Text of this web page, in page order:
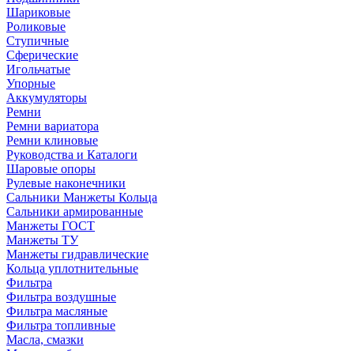
Шариковые
Роликовые
Ступичные
Сферические
Игольчатые
Упорные
Аккумуляторы
Ремни
Ремни вариатора
Ремни клиновые
Руководства и Каталоги
Шаровые опоры
Рулевые наконечники
Сальники Манжеты Кольца
Сальники армированные
Манжеты ГОСТ
Манжеты ТУ
Манжеты гидравлические
Кольца уплотнительные
Фильтра
Фильтра воздушные
Фильтра масляные
Фильтра топливные
Масла, смазки